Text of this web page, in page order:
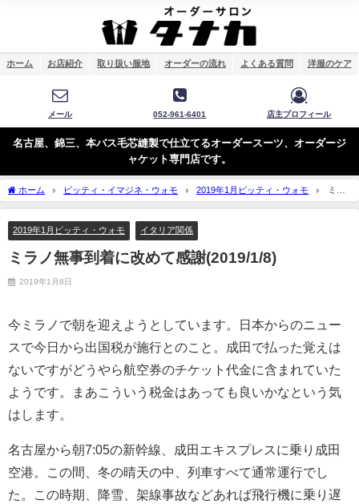
ホーム お店紹介 取り扱い服地 オーダーの流れ よくある質問 洋服のケア
メール 052-961-6401 店主プロフィール
名古屋、錦三、本バス毛芯縫製で仕立てるオーダースーツ、オーダージ
ャケット専門店です。
ホーム ピッティ・イマジネ・ウォモ 2019年1月ピッティ・ウォモ
ミラ
ノ無事到着に改めて感謝(2019/1/8)
2019年1月ピッティ・ウォモ イタリア関係
ミラノ無事到着に改めて感謝(2019/1/8)
2019年1月8日
今ミラノで朝を迎えようとしています。日本からのニュー
スで今日から出国税が施行とのこと。成田で払った覚えは
ないですがどうやら航空券のチケット代金に含まれていた
ようです。まあこういう税金はあっても良いかなという気
はします。
名古屋から朝7:05の新幹線、成田エキスプレスに乗り成田
空港。この間、冬の晴天の中、列車すべて通常運行でし
た。この時期、降雪、架線事故などあれば飛行機に乗り遅